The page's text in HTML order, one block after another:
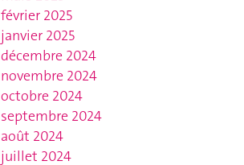
février 2025
janvier 2025
décembre 2024
novembre 2024
octobre 2024
septembre 2024
août 2024
juillet 2024